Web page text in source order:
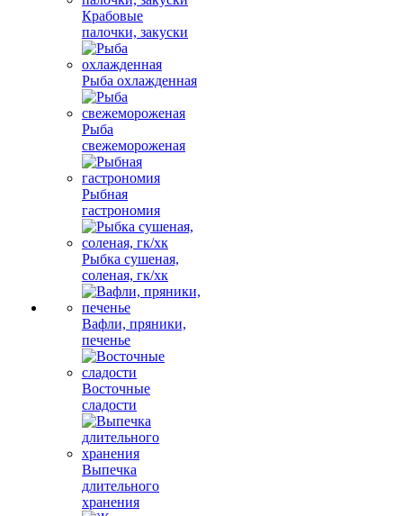
Крабовые
палочки, закуски
Рыба охлажденная
Рыба
свежемороженая
Рыбная
гастрономия
Рыбка сушеная,
соленая, гк/хк
Вафли, пряники,
печенье
Восточные
сладости
Выпечка
длительного
хранения